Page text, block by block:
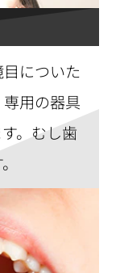
についた
用の器具
。むし歯